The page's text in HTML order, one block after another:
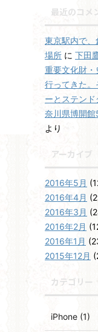
最近のコメ
東京駅内で、
場所 に 下田
重要文化財
行ってきた。
ーとステンド
奈川県博開
より
アーカイブ
2016年5月
2016年4月
2016年3月
2016年2月
2016年1月
2015年12月
カテゴリー
iPhone (1)